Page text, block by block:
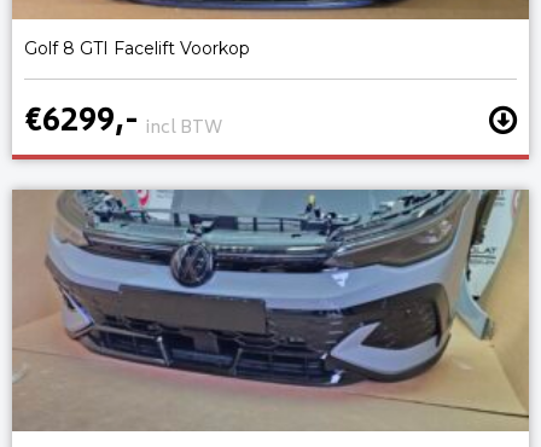
Golf 8 GTI Facelift Voorkop
€6299,- incl BTW